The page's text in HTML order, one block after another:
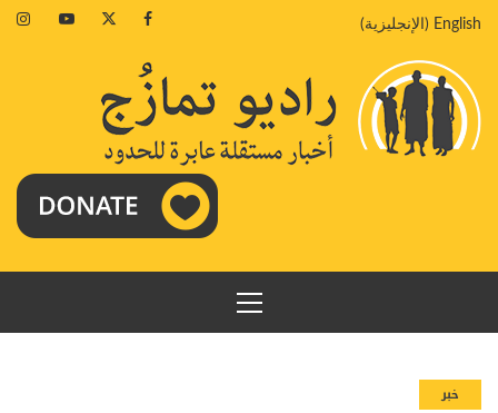
إلىEnglish
( الإنجليزية)
Facebook
Twitter
Youtube
القائمة
الرئيسية
خبر